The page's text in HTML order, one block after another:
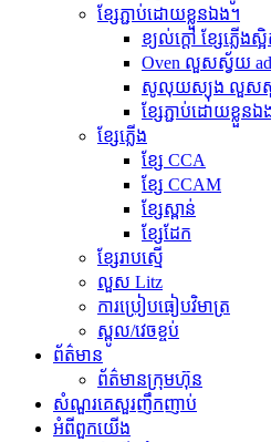
ខ្សែភ្ជាប់ដោយខ្លួនឯង។
ខ្យល់ក្តៅ ខ្សែភ្លើង
Oven លួសស្វ័យ
សូលុយស្យុង លួសស្
ខ្សែភ្ជាប់ដោយខ្លួនឯង
ខ្សែភ្លើង
ខ្សែ CCA
ខ្សែ CCAM
ខ្សែស្ពាន់
ខ្សែដែក
ខ្សែរាបស្មើ
លួស Litz
ការប្រៀបធៀបវិមាត្រ
ស្ពូល/វេចខ្ចប់
ព័ត៌មាន
ព័ត៌មានក្រុមហ៊ុន
សំណួរគេសួរញឹកញាប់
អំពីពួកយើង